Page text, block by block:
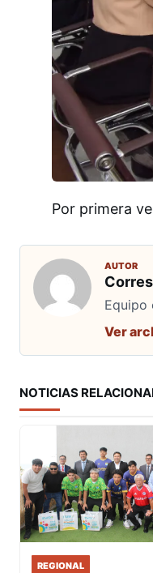
Por primera
AUTOR
Equipo
Ver
NOTICIAS
REGIONAL